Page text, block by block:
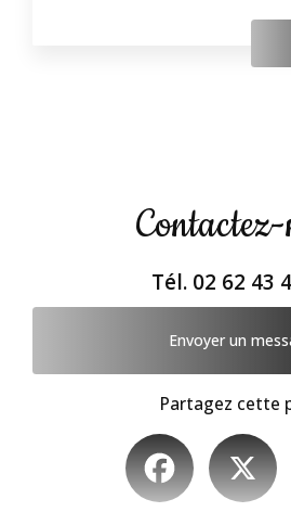
Tél. 02 62 43
Envoyer un
Partagez cette
Facebook